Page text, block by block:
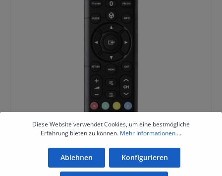
Diese Website verwendet Cookies, um eine bestmögliche
Erfahrung bieten zu können. Mehr Informationen ...
Ablehnen Konfigurieren